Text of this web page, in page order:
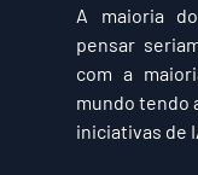
A maioria
pensar
com a
mundo tendo
iniciativas de